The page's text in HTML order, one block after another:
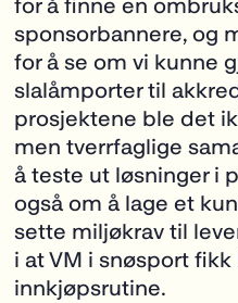
for å finne en
sponsorbannere, og
for å se om vi kunne
slalåmporter til
prosjektene ble det
men tverrfaglige
å teste ut løsninger i
også om å lage et
sette miljøkrav til
i at VM i snøsport
innkjøpsrutine.